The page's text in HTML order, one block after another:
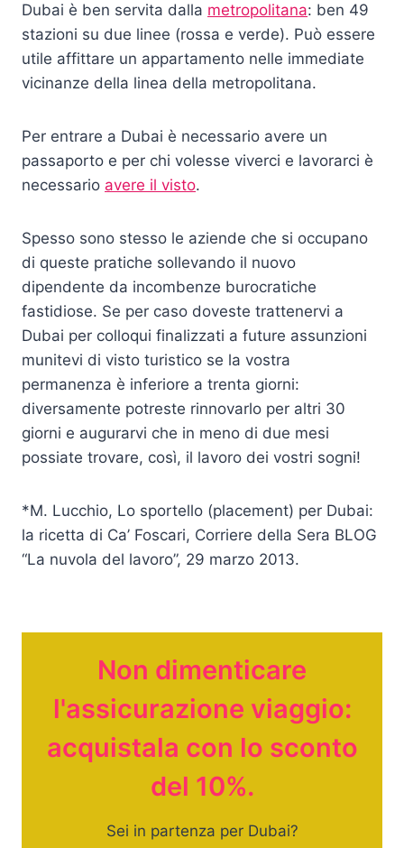
Dubai è ben servita dalla metropolitana: ben 49
stazioni su due linee (rossa e verde). Può essere
utile affittare un appartamento nelle immediate
vicinanze della linea della metropolitana.
Per entrare a Dubai è necessario avere un
passaporto e per chi volesse viverci e lavorarci è
necessario avere il visto.
Spesso sono stesso le aziende che si occupano
di queste pratiche sollevando il nuovo
dipendente da incombenze burocratiche
fastidiose. Se per caso doveste trattenervi a
Dubai per colloqui finalizzati a future assunzioni
munitevi di visto turistico se la vostra
permanenza è inferiore a trenta giorni:
diversamente potreste rinnovarlo per altri 30
giorni e augurarvi che in meno di due mesi
possiate trovare, così, il lavoro dei vostri sogni!
*M. Lucchio, Lo sportello (placement) per Dubai:
la ricetta di Ca’ Foscari, Corriere della Sera BLOG
“La nuvola del lavoro”, 29 marzo 2013.
Non dimenticare
l'assicurazione viaggio:
acquistala con lo sconto
del 10%.
Sei in partenza per Dubai?